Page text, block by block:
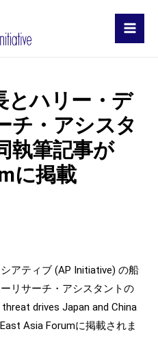
とハリー・デ
チ・アシスタ
執筆記事が
に掲載
アティブ (AP Initiative) の船
リサーチ・アシスタントの
drives Japan and China
Asia Forumに掲載されま